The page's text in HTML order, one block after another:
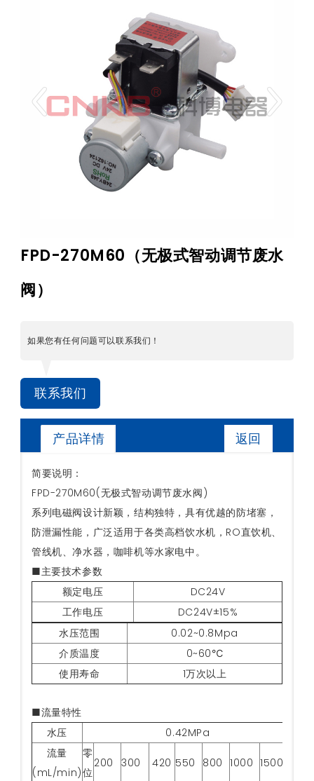
FPD-270M60（无极式智动调节废水
阀）
如果您有任何问题可以联系我们！
联系我们
产品详情 返回
简要说明：
FPD-270M60(无极式智动调节废水阀)
系列电磁阀设计新颖，结构独特，具有优越的防堵塞，
防泄漏性能，广泛适用于各类高档饮水机，RO直饮机、
管线机、净水器，咖啡机等水家电中。
■主要技术参数
额定电压
DC24V
工作电压
DC24V±15%
水压范围
0.02~0.8Mpa
介质温度
0~60℃
使用寿命
1万次以上
■流量特性
水压
0.42MPa
流量
(mL/min)
零
位
200 300 420 550 800 1000 1500